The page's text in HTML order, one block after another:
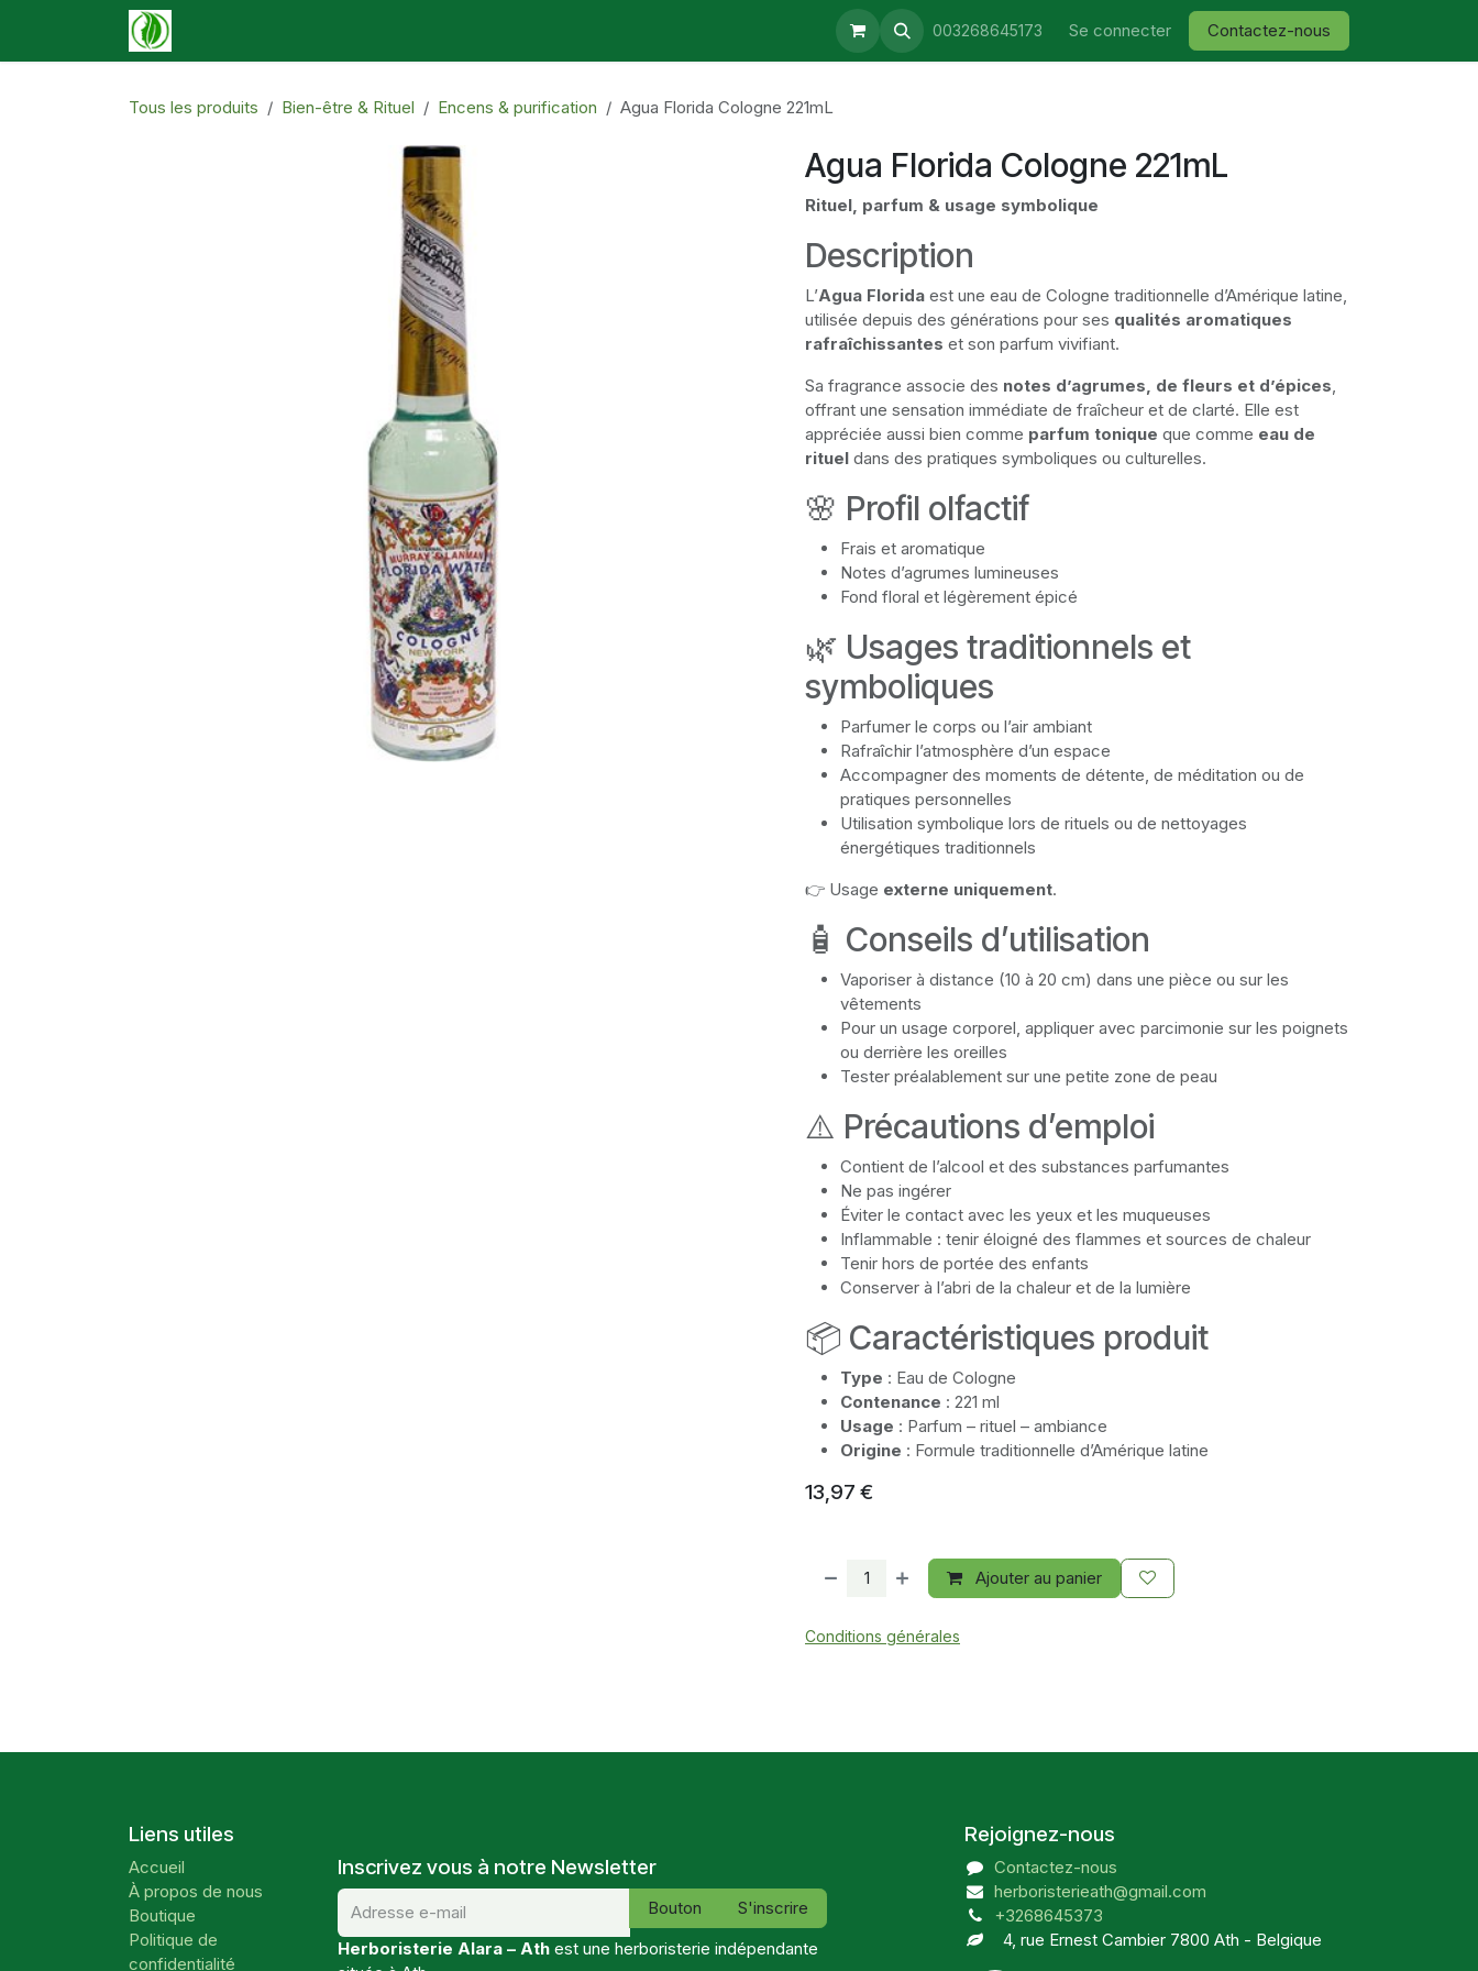
Se rendre au contenu
Retrait & Livraison Blog 003268645173 Se connecter Contactez-nous
Tous les produits Bien-être & Rituel Encens & purification Agua Florida Cologne 221mL
Agua Florida Cologne 221mL
Rituel, parfum & usage symbolique
Description
L’Agua Florida est une eau de Cologne traditionnelle d’Amérique latine,
utilisée depuis des générations pour ses qualités aromatiques
rafraîchissantes et son parfum vivifiant.
Sa fragrance associe des notes d’agrumes, de fleurs et d’épices,
offrant une sensation immédiate de fraîcheur et de clarté. Elle est
appréciée aussi bien comme parfum tonique que comme eau de
rituel dans des pratiques symboliques ou culturelles.
🌸 Profil olfactif
Frais et aromatique
Notes d’agrumes lumineuses
Fond floral et légèrement épicé
🌿 Usages traditionnels et
symboliques
Parfumer le corps ou l’air ambiant
Rafraîchir l’atmosphère d’un espace
Accompagner des moments de détente, de méditation ou de
pratiques personnelles
Utilisation symbolique lors de rituels ou de nettoyages
énergétiques traditionnels
👉 Usage externe uniquement.
🧴 Conseils d’utilisation
Vaporiser à distance (10 à 20 cm) dans une pièce ou sur les
vêtements
Pour un usage corporel, appliquer avec parcimonie sur les poignets
ou derrière les oreilles
Tester préalablement sur une petite zone de peau
⚠️ Précautions d’emploi
Contient de l’alcool et des substances parfumantes
Ne pas ingérer
Éviter le contact avec les yeux et les muqueuses
Inflammable : tenir éloigné des flammes et sources de chaleur
Tenir hors de portée des enfants
Conserver à l’abri de la chaleur et de la lumière
📦 Caractéristiques produit
Type : Eau de Cologne
Contenance : 221 ml
Usage : Parfum – rituel – ambiance
Origine : Formule traditionnelle d’Amérique latine
13,97 €
Ajouter au panier
Conditions générales
Liens utiles
Accueil
À propos de nous
Boutique
Politique de
confidentialité
Inscrivez vous à notre Newsletter
Bouton
S'inscrire
Herboristerie Alara – Ath est une herboristerie indépendante
Rejoignez-nous
Contactez-nous
herboristerieath@gmail.com
+3268645373
4, rue Ernest Cambier 7800 Ath - Belgique